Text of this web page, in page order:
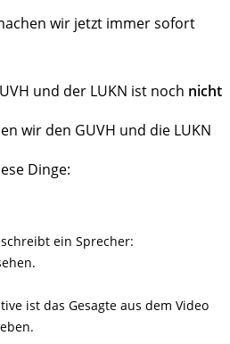
wir jetzt immer sofort
und der LUKN ist noch nicht
wir den GUVH und die LUKN
Dinge:
ein Sprecher:
ist das Gesagte aus dem Video